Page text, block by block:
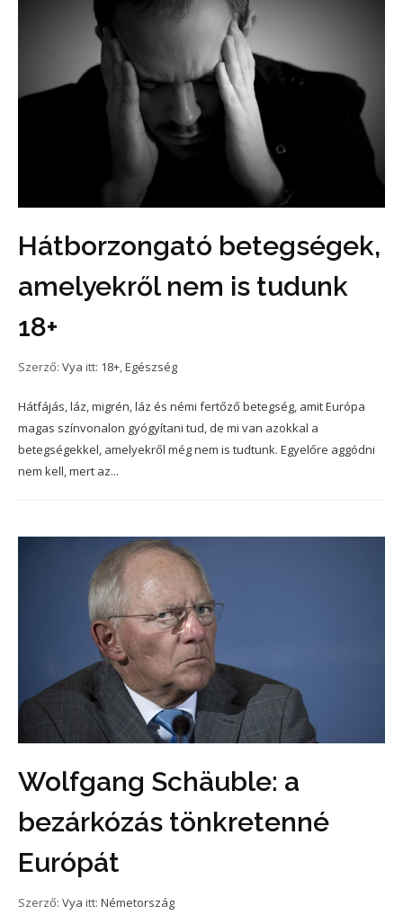
Hátborzongató betegségek,
amelyekről nem is tudunk
18+
Szerző: Vya itt: 18+,Egészség
Hátfájás, láz, migrén, láz és némi fertőző betegség, amit Európa
magas színvonalon gyógyítani tud, de mi van azokkal a
betegségekkel, amelyekről még nem is tudtunk. Egyelőre aggódni
nem kell, mert az...
Wolfgang Schäuble: a
bezárkózás tönkretenné
Európát
Szerző: Vya itt: Németország